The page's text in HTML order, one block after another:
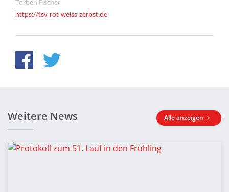
Torben Fischer
https://tsv-rot-weiss-zerbst.de
Weitere News Alle anzeigen